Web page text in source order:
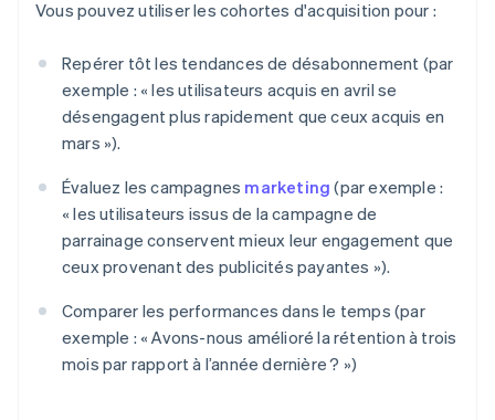
Vous pouvez utiliser les cohortes d'acquisition pour :
Repérer tôt les tendances de désabonnement (par
exemple : « les utilisateurs acquis en avril se
désengagent plus rapidement que ceux acquis en
mars »).
Évaluez les campagnes marketing (par exemple :
« les utilisateurs issus de la campagne de
parrainage conservent mieux leur engagement que
ceux provenant des publicités payantes »).
Comparer les performances dans le temps (par
exemple : « Avons-nous amélioré la rétention à trois
mois par rapport à l’année dernière ? »)